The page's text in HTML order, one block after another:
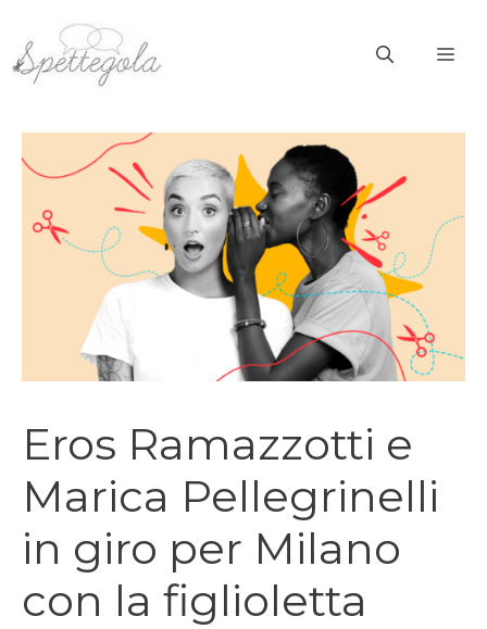
contenuto
Eros Ramazzotti e
Marica Pellegrinelli
in giro per Milano
con la figlioletta